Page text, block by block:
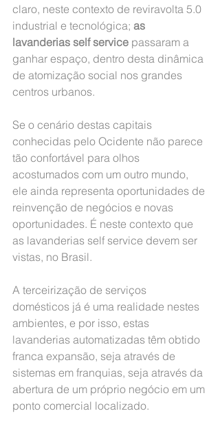
claro, neste contexto de reviravolta 5.0
industrial e tecnológica; as
lavanderias self service passaram a
ganhar espaço, dentro desta dinâmica
de atomização social nos grandes
centros urbanos.
Se o cenário destas capitais
conhecidas pelo Ocidente não parece
tão confortável para olhos
acostumados com um outro mundo,
ele ainda representa oportunidades de
reinvenção de negócios e novas
oportunidades. É neste contexto que
as lavanderias self service devem ser
vistas, no Brasil.
A terceirização de serviços
domésticos já é uma realidade nestes
ambientes, e por isso, estas
lavanderias automatizadas têm obtido
franca expansão, seja através de
sistemas em franquias, seja através da
abertura de um próprio negócio em um
ponto comercial localizado.